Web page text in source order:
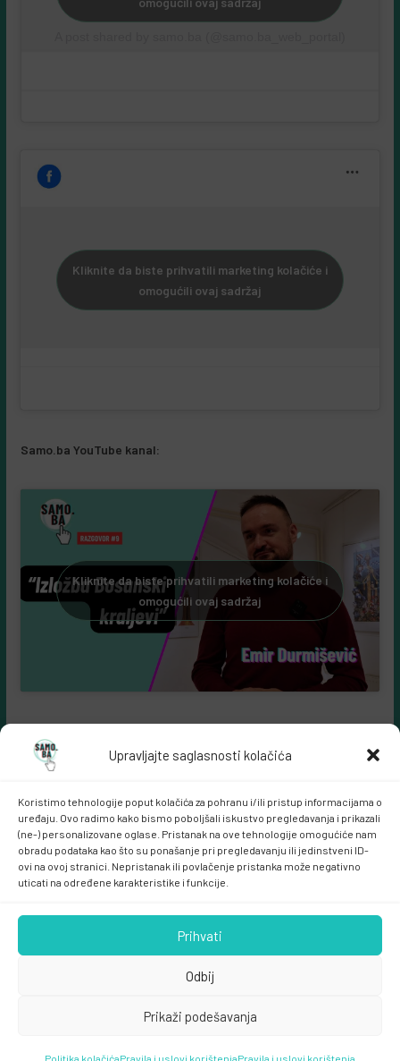
Upravljajte saglasnosti kolačića
Koristimo tehnologije poput kolačića za pohranu i/ili pristup informacijama o
uređaju. Ovo radimo kako bismo poboljšali iskustvo pregledavanja i prikazali
(ne-) personalizovane oglase. Pristanak na ove tehnologije omogućiće nam
obradu podataka kao što su ponašanje pri pregledavanju ili jedinstveni ID-
ovi na ovoj stranici. Nepristanak ili povlačenje pristanka može negativno
uticati na određene karakteristike i funkcije.
Prihvati
Odbij
Prikaži podešavanja
Politika kolačićaPravila i uslovi korištenjaPravila i uslovi korištenja
Kliknite da biste prihvatili marketing kolačiće i
omogućili ovaj sadržaj
Samo.ba YouTube kanal:
Kliknite da biste prihvatili marketing kolačiće i
omogućili ovaj sadržaj
Samo.ba MARKETING